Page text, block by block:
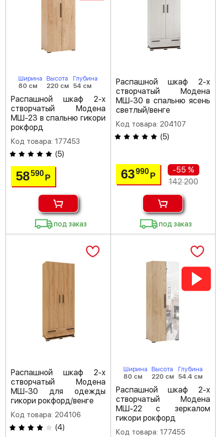
Ширина
80 см
Высота
220 см
Глубина
54 см
Распашной шкаф 2-х
створчатый Модена
МШ-23 в спальню гикори
рокфорд
Код товара: 177453
(5)
58590Р
под заказ
Распашной шкаф 2-х
створчатый Модена
МШ-30 в спальню ясень
светлый/венге
Код товара: 204107
(5)
63990 Р
-55 %
142 200
под заказ
Распашной шкаф 2-х
створчатый Модена
МШ-30 для одежды
гикори рокфорд/венге
Код товара: 204106
(4)
Ширина
80 см
Высота
220 см
Глубина
54.4 см
Распашной шкаф 2-х
створчатый Модена
МШ-22 с зеркалом
гикори рокфорд
Код товара: 177455